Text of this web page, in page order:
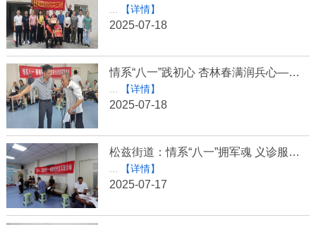
【详情】
2025-07-18
情系“八一”践初心 杏林春满润兵心——宿松县开展大型军民融合巡诊活动为200余名退役老兵送健康
【详情】
2025-07-18
松兹街道：情系“八一”拥军魂 义诊服务暖兵心
【详情】
2025-07-17